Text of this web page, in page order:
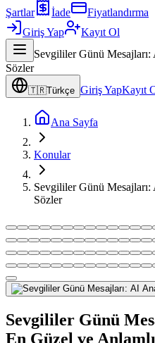
Şartlar
İade
Fiyatlandırma
Giriş Yap
Kayıt Ol
Sevgililer Günü
Sözler
🇹🇷Türkçe Giriş YapKayıt
Ana Sayfa
Konular
Sevgililer Günü
Sözler
Sevgililer Günü
En Güzel ve